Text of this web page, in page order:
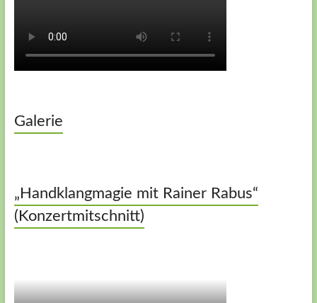
Galerie
„Handklangmagie mit Rainer Rabus“
(Konzertmitschnitt)